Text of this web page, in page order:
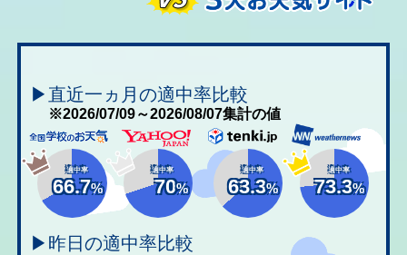
▶直近一ヵ月の適中率比較
※2026/07/09～2026/08/07集計の値
適中率
66.7%
適中率
70%
適中率
63.3%
適中率
73.3%
▶昨日の適中率比較